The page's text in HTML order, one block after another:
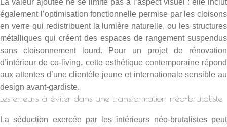
La valeur ajoutée ne se limite pas à l’aspect visuel : elle inclut
également l’optimisation fonctionnelle permise par les cloisons
en verre qui redistribuent la lumière naturelle, ou les structures
métalliques qui créent des espaces de rangement suspendus
sans cloisonnement lourd. Pour un projet de rénovation
d’intérieur de co-living, cette esthétique contemporaine répond
aux attentes d’une clientèle jeune et internationale sensible au
design avant-gardiste.
Les erreurs à éviter dans une transformation néo-brutaliste
La séduction exercée par les intérieurs néo-brutalistes peut